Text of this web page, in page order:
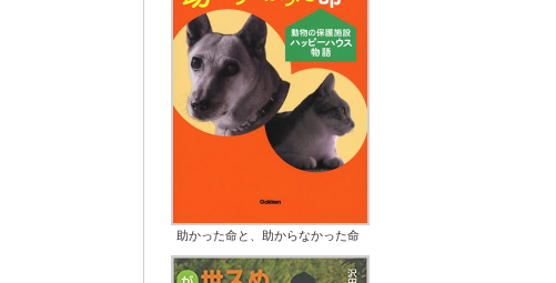
助かった命と、助からなかった命